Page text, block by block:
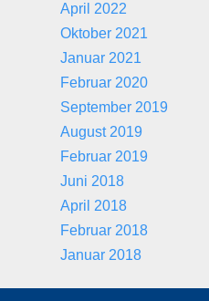
April 2022
Oktober 2021
Januar 2021
Februar 2020
September 2019
August 2019
Februar 2019
Juni 2018
April 2018
Februar 2018
Januar 2018